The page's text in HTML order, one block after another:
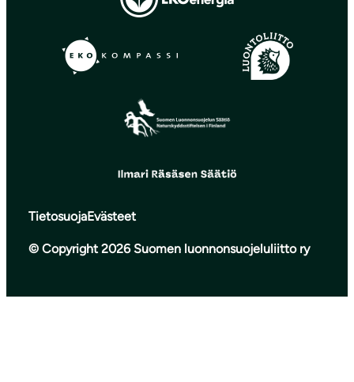
TietosuojaEvästeet
© Copyright 2026 Suomen luonnonsuojeluliitto ry